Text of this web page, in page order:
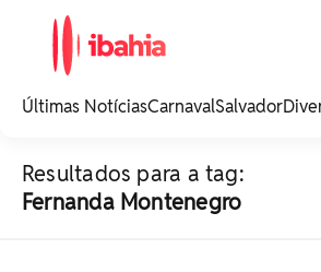
noticias e
Últimas NotíciasCarnavalSalvador
Resultados para a tag:
Fernanda Montenegro